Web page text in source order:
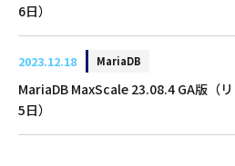
6日）
2023.12.18 MariaDB
MariaDB MaxScale 23.08.4 GA版（
5日）